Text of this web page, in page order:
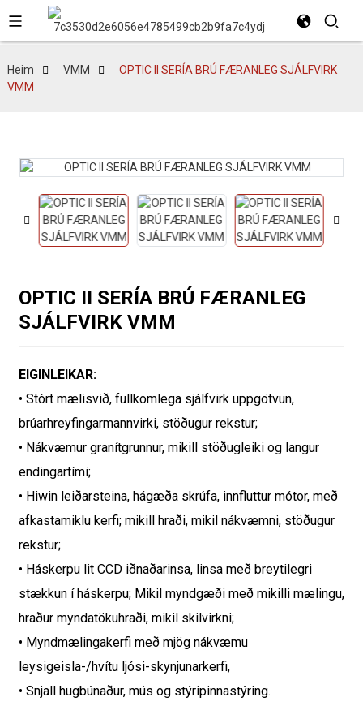
Heim VMM
OPTIC II SERÍA BRÚ FÆRANLEG SJÁLFVIRK
VMM
OPTIC II SERÍA BRÚ FÆRANLEG
SJÁLFVIRK VMM
EIGINLEIKAR:
• Stórt mælisvið, fullkomlega sjálfvirk uppgötvun,
brúarhreyfingarmannvirki, stöðugur rekstur;
• Nákvæmur granítgrunnur, mikill stöðugleiki og langur
endingartími;
• Hiwin leiðarsteina, hágæða skrúfa, innfluttur mótor, með
afkastamiklu kerfi; mikill hraði, mikil nákvæmni, stöðugur
rekstur;
• Háskerpu lit CCD iðnaðarinsa, linsa með breytilegri
stækkun í háskerpu; Mikil myndgæði með mikilli mælingu,
hraður myndatökuhraði, mikil skilvirkni;
• Myndmælingakerfi með mjög nákvæmu
leysigeisla-/hvítu ljósi-skynjunarkerfi,
• Snjall hugbúnaður, mús og stýripinnastýring.